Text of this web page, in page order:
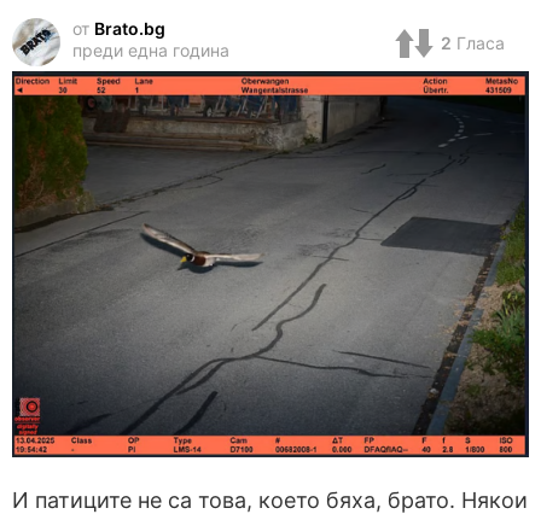
от Brato.bg
преди една година
2 Гласа
И патиците не са това, което бяха, брато. Някои